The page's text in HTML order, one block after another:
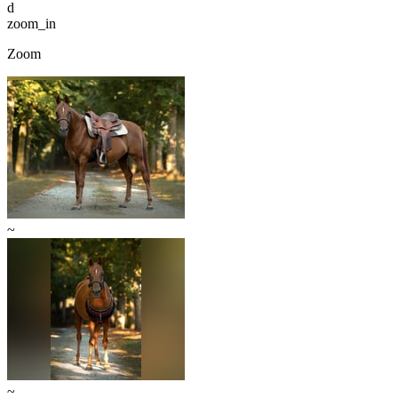
d
zoom_in
Zoom
~
~